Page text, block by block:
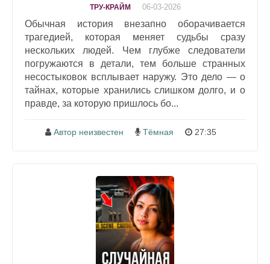
ТРУ-КРАЙМ 06-03-2026
Обычная история внезапно оборачивается
трагедией, которая меняет судьбы сразу
нескольких людей. Чем глубже следователи
погружаются в детали, тем больше странных
несостыковок всплывает наружу. Это дело — о
тайнах, которые хранились слишком долго, и о
правде, за которую пришлось бо...
Автор неизвестен Тёмная 27:35